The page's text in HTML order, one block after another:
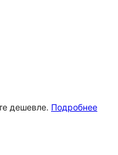
дешевле. Подробнее